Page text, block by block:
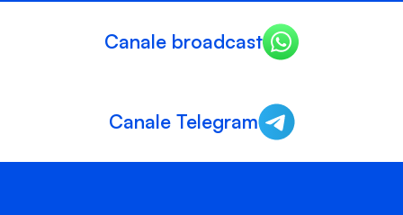
Canale broadcast
Canale Telegram